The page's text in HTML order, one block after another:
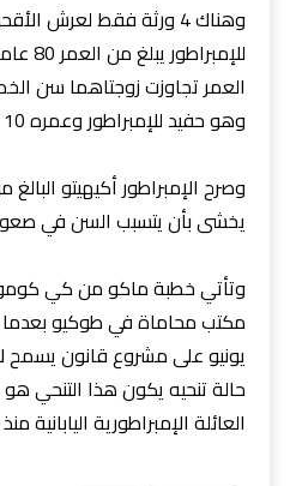
وهناك 4 ورثة فقط لعرش
العمر تجاوزت زوجتاهما سن
وهو حفيد للإمبراطور وعمره 10 أعوام.
يخشى بأن يتسبب السن في
وتأتي خطبة ماكو من كي
مكتب محاماة في طوكيو
يونيو على مشروع قانون يسمح
حالة تنحيه يكون هذا التنحي
العائلة الإمبراطورية اليابانية منذ 1817.